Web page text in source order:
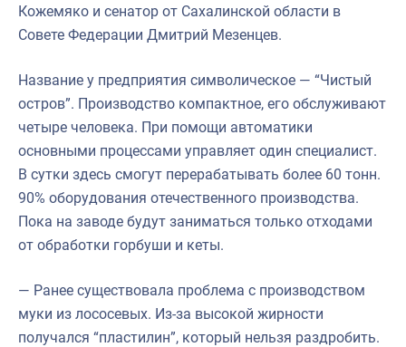
События в России и мире
Кожемяко и сенатор от Сахалинской области в
Совете Федерации Дмитрий Мезенцев.
Название у предприятия символическое — “Чистый
остров”. Производство компактное, его обслуживают
четыре человека. При помощи автоматики
основными процессами управляет один специалист.
В сутки здесь смогут перерабатывать более 60 тонн.
90% оборудования отечественного производства.
Пока на заводе будут заниматься только отходами
от обработки горбуши и кеты.
— Ранее существовала проблема с производством
муки из лососевых. Из-за высокой жирности
получался “пластилин”, который нельзя раздробить.